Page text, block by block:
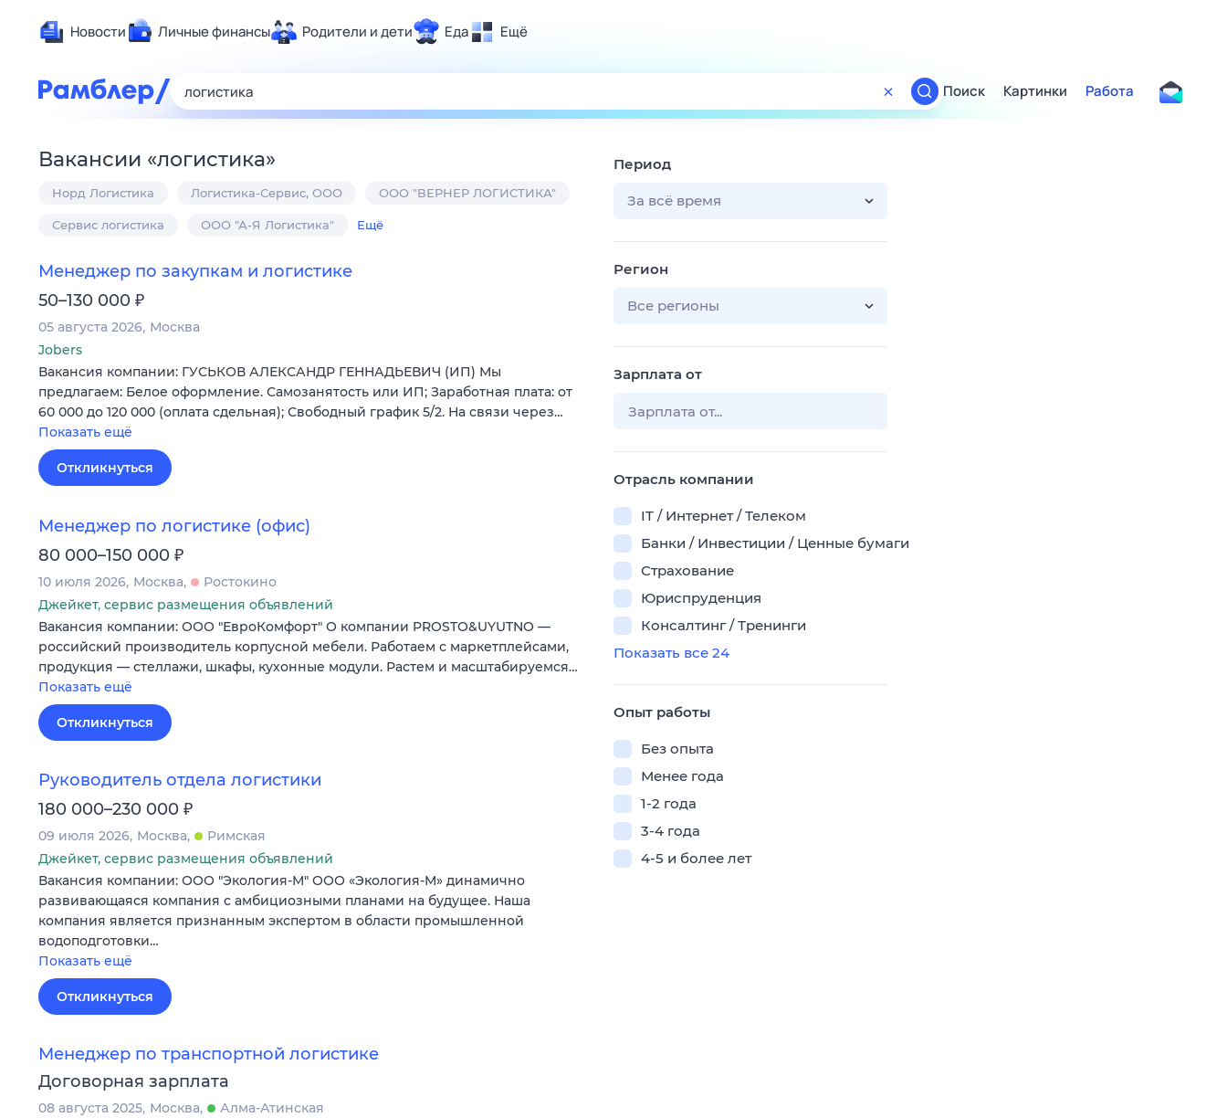
Новости Личные финансы Родители и дети Еда Ещё
Развлечения и отдых
Карьера
Авто
Жизненные ситуации
Поиск
ТВ-программа
Поиск Картинки Работа
Вакансии «логистика»
Норд Логистика Логистика-Сервис, ООО ООО "ВЕРНЕР ЛОГИСТИКА"
Сервис логистика ООО "А-Я Логистика" Ещё
Менеджер по закупкам и логистике
50–130 000 ₽
05 августа 2026 Москва
Jobers
Вакансия компании: ГУСЬКОВ АЛЕКСАНДР ГЕННАДЬЕВИЧ (ИП) Мы
предлагаем: Белое оформление. Самозанятость или ИП; Заработная плата: от
60 000 до 120 000 (оплата сдельная); Свободный график 5/2. На связи через…
Показать ещё
Откликнуться
Менеджер по логистике (офис)
80 000–150 000 ₽
10 июля 2026 Москва
Ростокино
Джейкет, сервис размещения объявлений
Вакансия компании: ООО "ЕвроКомфорт" О компании PROSTO&UYUTNO —
российский производитель корпусной мебели. Работаем с маркетплейсами,
продукция — стеллажи, шкафы, кухонные модули. Растем и масштабируемся…
Показать ещё
Откликнуться
Руководитель отдела логистики
180 000–230 000 ₽
09 июля 2026 Москва
Римская
Джейкет, сервис размещения объявлений
Вакансия компании: ООО "Экология-М" ООО «Экология-М» динамично
развивающаяся компания с амбициозными планами на будущее. Наша
компания является признанным экспертом в области промышленной
водоподготовки…
Показать ещё
Откликнуться
Менеджер по транспортной логистике
Договорная зарплата
08 августа 2025 Москва
Алма-Атинская
Период
За всё время
Регион
Все регионы
Зарплата от
Отрасль компании
IT / Интернет / Телеком
Банки / Инвестиции / Ценные бумаги
Страхование
Юриспруденция
Консалтинг / Тренинги
Показать все 24
Опыт работы
Без опыта
Менее года
1-2 года
3-4 года
4-5 и более лет